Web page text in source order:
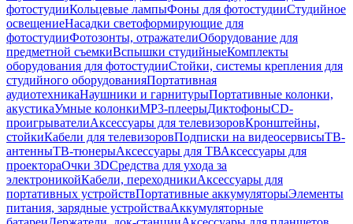
фотостудииКольцевые лампыФоны для фотостудииСтудийное
освещениеНасадки светоформирующие для
фотостудииФотозонты, отражателиОборудование для
предметной съемкиВспышки студийныеКомплекты
оборудования для фотостудииСтойки, системы крепления для
студийного оборудованияПортативная
аудиотехникаНаушники и гарнитурыПортативные колонки,
акустикаУмные колонкиMP3-плеерыДиктофоныCD-
проигрывателиАксессуары для телевизоровКронштейны,
стойкиКабели для телевизоровПодписки на видеосервисыТВ-
антенныТВ-тюнерыАксессуары для ТВАксессуары для
проектораОчки 3DСредства для ухода за
электроникойКабели, переходникиАксессуары для
портативных устройствПортативные аккумуляторыЭлементы
питания, зарядные устройстваАккумуляторные